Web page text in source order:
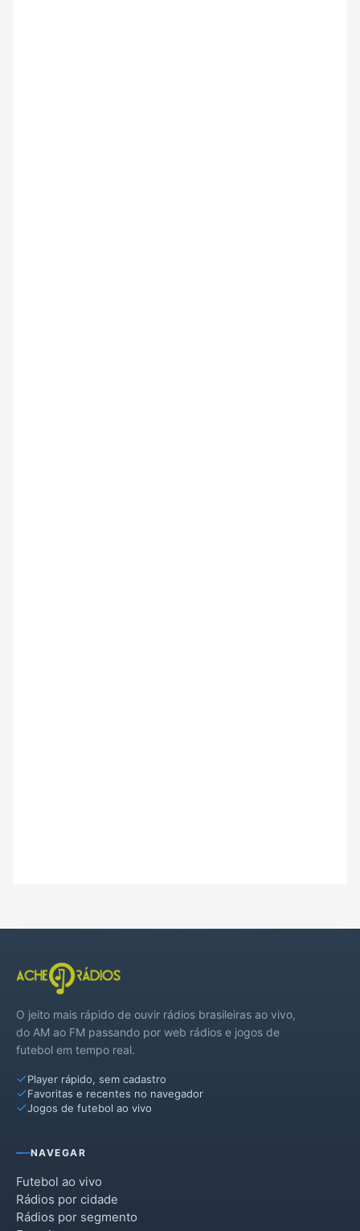
O jeito mais rápido de ouvir rádios brasileiras ao vivo,
do AM ao FM passando por web rádios e jogos de
futebol em tempo real.
Player rápido, sem cadastro
Favoritas e recentes no navegador
Jogos de futebol ao vivo
NAVEGAR
Futebol ao vivo
Rádios por cidade
Rádios por segmento